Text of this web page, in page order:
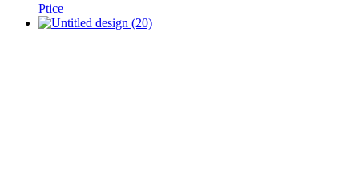
Ptice